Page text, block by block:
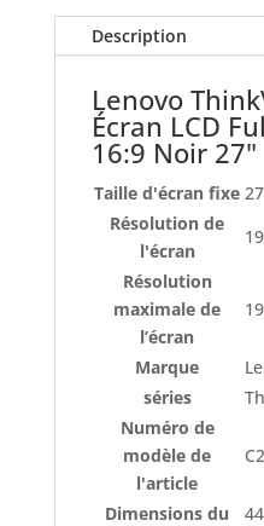
HD
WLEDDescription
Lenovo
Écran LCD
16:9 Noir 27"
Taille d'écran fixe
Résolution de
l'écran
Résolution
maximale de
l’écran
Marque
séries
Numéro de
modèle de
l'article
Dimensions du